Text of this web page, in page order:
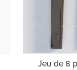
Jeu de 8